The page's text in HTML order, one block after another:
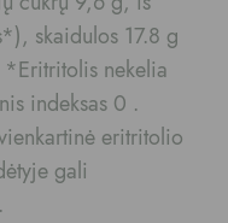
skaidulos 17.8 g
nekelia
indeksas 0 .
eritritolio
gali